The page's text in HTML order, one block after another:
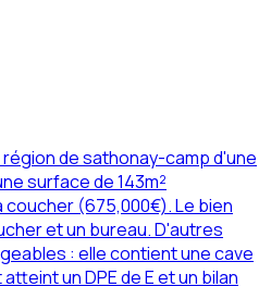
de sathonay-camp d'une
surface de 143m²
(675,000€). Le bien
et un bureau. D'autres
: elle contient une cave
un DPE de E et un bilan